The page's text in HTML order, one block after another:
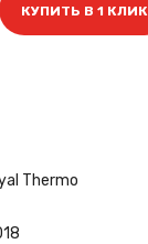
КУПИТЬ В 1 КЛИК
Thermo